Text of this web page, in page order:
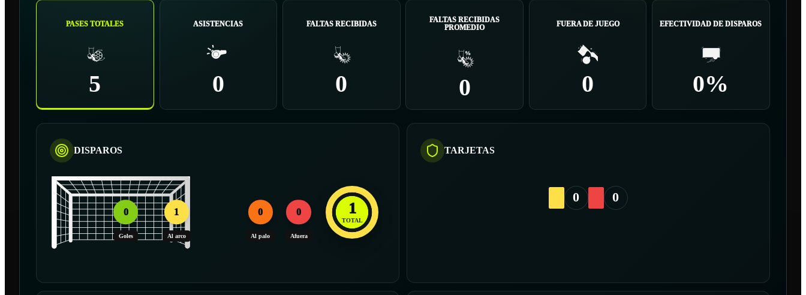
PASES TOTALES
5
ASISTENCIAS
0
FALTAS RECIBIDAS
0
FALTAS RECIBIDAS
PROMEDIO
0
FUERA DE JUEGO
0
EFECTIVIDAD DE DISPAROS
0%
DISPAROS
0
Goles
1
Al arco
0
Al palo
0
Afuera
1
TOTAL
TARJETAS
0 0